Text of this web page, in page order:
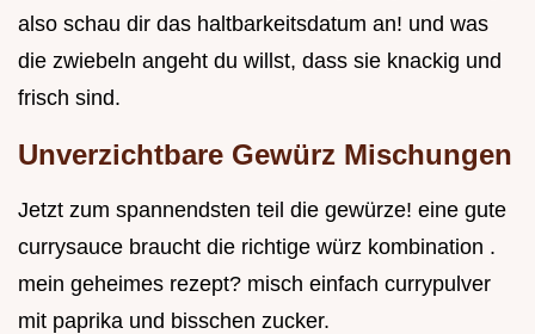
also schau dir das haltbarkeitsdatum an! und was
die zwiebeln angeht du willst, dass sie knackig und
frisch sind.
Unverzichtbare Gewürz Mischungen
Jetzt zum spannendsten teil die gewürze! eine gute
currysauce braucht die richtige würz kombination .
mein geheimes rezept? misch einfach currypulver
mit paprika und bisschen zucker.